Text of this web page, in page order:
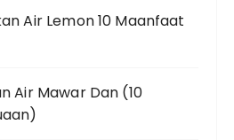
Air Lemon 10 Maanfaat
Air Mawar Dan (10